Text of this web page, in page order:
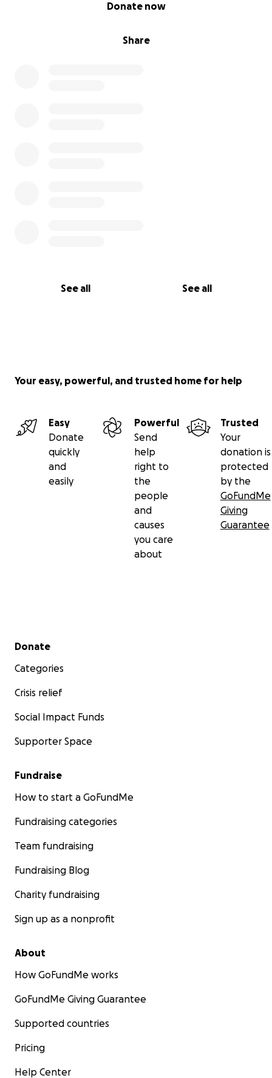
Share
Donate now
See all See all
Your easy, powerful, and trusted home for help
Easy
Donate
quickly
and
easily
Powerful
Send
help
right to
the
people
and
causes
you care
about
Trusted
Your
donation is
protected
by the
GoFundMe
Giving
Guarantee
Secondary menu
Donate
Categories
Crisis relief
Social Impact Funds
Supporter Space
Fundraise
How to start a GoFundMe
Fundraising categories
Team fundraising
Fundraising Blog
Charity fundraising
Sign up as a nonprofit
About
How GoFundMe works
GoFundMe Giving Guarantee
Supported countries
Pricing
Help Center